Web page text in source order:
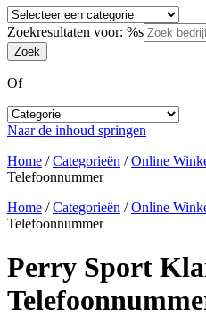
Zoekresultaten voor: %s
Of
Naar de inhoud springen
Home /Categorieën /Online
Telefoonnummer
Home /Categorieën /Online
Telefoonnummer
Perry Sport